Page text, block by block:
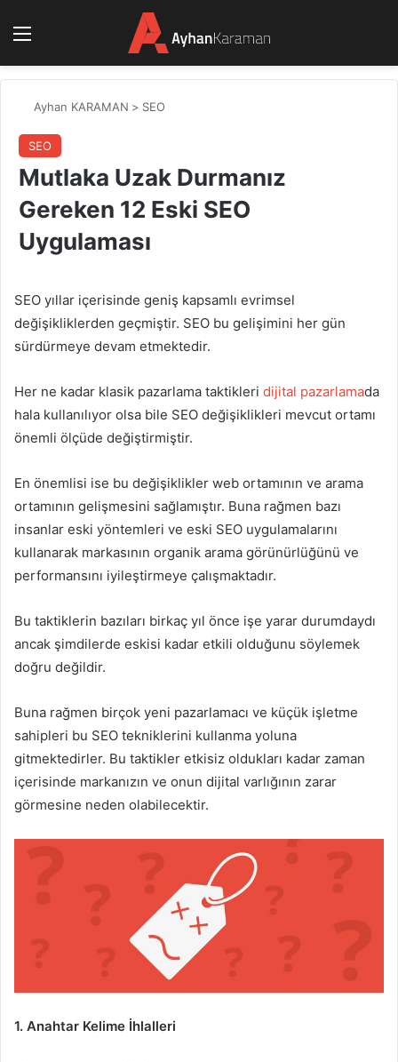
Ayhan KARAMAN > SEO
SEO
Mutlaka Uzak Durmanız
Gereken 12 Eski SEO
Uygulaması
SEO yıllar içerisinde geniş kapsamlı evrimsel
değişikliklerden geçmiştir. SEO bu gelişimini her gün
sürdürmeye devam etmektedir.
Her ne kadar klasik pazarlama taktikleri dijital pazarlamada
hala kullanılıyor olsa bile SEO değişiklikleri mevcut ortamı
önemli ölçüde değiştirmiştir.
En önemlisi ise bu değişiklikler web ortamının ve arama
ortamının gelişmesini sağlamıştır. Buna rağmen bazı
insanlar eski yöntemleri ve eski SEO uygulamalarını
kullanarak markasının organik arama görünürlüğünü ve
performansını iyileştirmeye çalışmaktadır.
Bu taktiklerin bazıları birkaç yıl önce işe yarar durumdaydı
ancak şimdilerde eskisi kadar etkili olduğunu söylemek
doğru değildir.
Buna rağmen birçok yeni pazarlamacı ve küçük işletme
sahipleri bu SEO tekniklerini kullanma yoluna
gitmektedirler. Bu taktikler etkisiz oldukları kadar zaman
içerisinde markanızın ve onun dijital varlığının zarar
görmesine neden olabilecektir.
1. Anahtar Kelime İhlalleri